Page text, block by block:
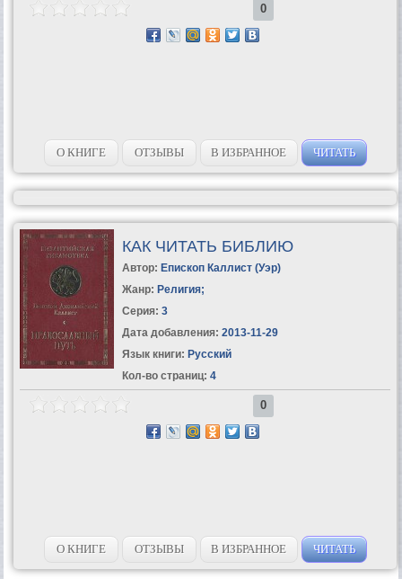
0
О КНИГЕ ОТЗЫВЫ В ИЗБРАННОЕ ЧИТАТЬ
КАК ЧИТАТЬ БИБЛИЮ
Автор: Епископ Каллист (Уэр)
Жанр: Религия;
Серия: 3
Дата добавления: 2013-11-29
Язык книги: Русский
Кол-во страниц: 4
0
О КНИГЕ ОТЗЫВЫ В ИЗБРАННОЕ ЧИТАТЬ